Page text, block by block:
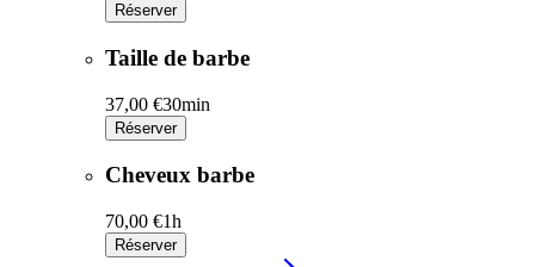
Réserver
Taille de barbe
37,00 €30min
Réserver
Cheveux barbe
70,00 €1h
Réserver